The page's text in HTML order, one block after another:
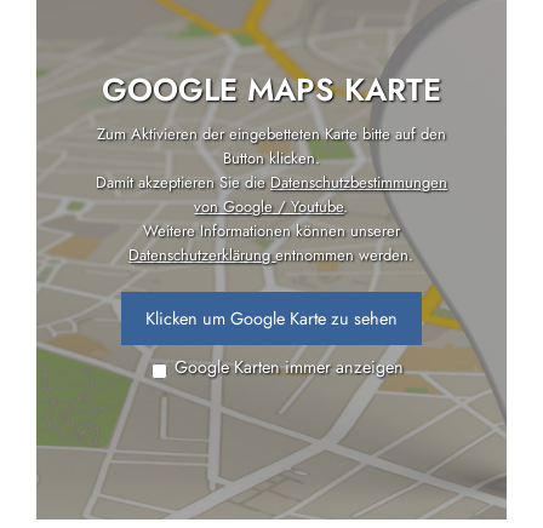
GOOGLE MAPS KARTE
Zum Aktivieren der eingebetteten Karte bitte auf den
Button klicken.
Damit akzeptieren Sie dieDatenschutzbestimmungen
von Google / Youtube.
Weitere Informationen können unserer
Datenschutzerklärungentnommen werden.
Klicken um Google Karte zu sehen
Google Karten immer anzeigen